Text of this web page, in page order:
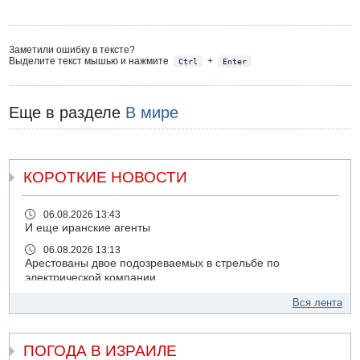
Заметили ошибку в тексте?
Выделите текст мышью и нажмите
Ctrl + Enter
Еще в разделе В мире
КОРОТКИЕ НОВОСТИ
06.08.2026 13:43
И еще иранские агенты
06.08.2026 13:13
Арестованы двое подозреваемых в стрельбе по
электрической компании
Возле Кирьят-Арбы пожар на местности
06.08.2026 12:06
США не будут давить на Израиль в вопросе Ливана
Вся лента
ПОГОДА В ИЗРАИЛЕ